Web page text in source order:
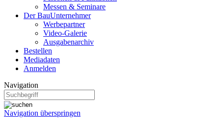
Messen & Seminare
Der BauUnternehmer
Werbepartner
Video-Galerie
Ausgabenarchiv
Bestellen
Mediadaten
Anmelden
Navigation
Navigation überspringen